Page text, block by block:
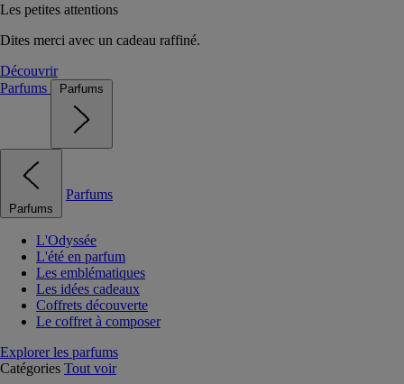
Les petites attentions
Dites merci avec un cadeau raffiné.
Découvrir
Parfums
Parfums
Parfums
Parfums
L'Odyssée
L'été en parfum
Les emblématiques
Les idées cadeaux
Coffrets découverte
Le coffret à composer
Explorer les parfums
Catégories Tout voir